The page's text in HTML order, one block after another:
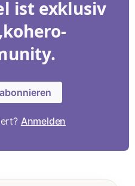
ist exklusiv
Anmelden